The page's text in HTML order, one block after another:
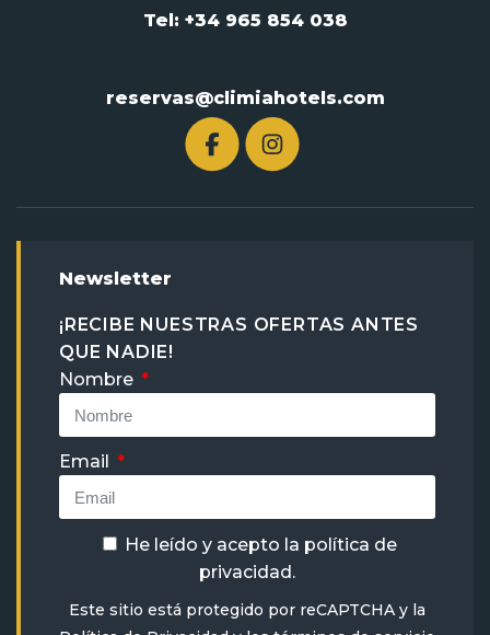
Tel: +34 965 854 038
reservas@climiahotels.com
Newsletter
¡RECIBE NUESTRAS OFERTAS ANTES
QUE NADIE!
Nombre
Email
He leído y acepto la política de
privacidad.
Este sitio está protegido por reCAPTCHA y la